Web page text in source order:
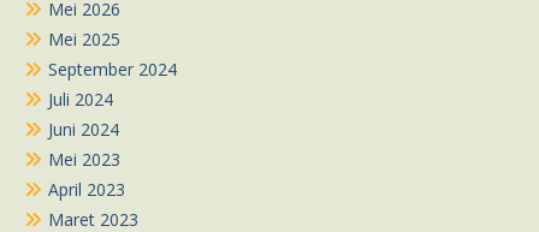
Mei 2026
Mei 2025
September 2024
Juli 2024
Juni 2024
Mei 2023
April 2023
Maret 2023